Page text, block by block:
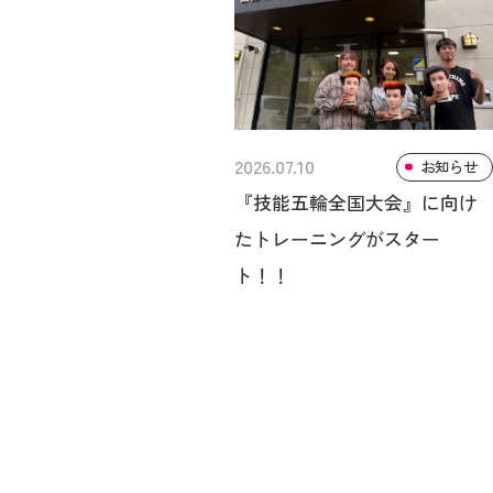
2026.07.10 お知らせ
『技能五輪全国大会』に向け
たトレーニングがスター
ト！！